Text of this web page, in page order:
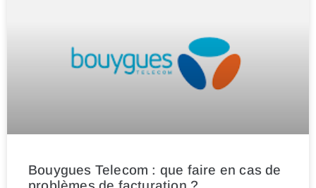
Bouygues Telecom : que faire en cas de